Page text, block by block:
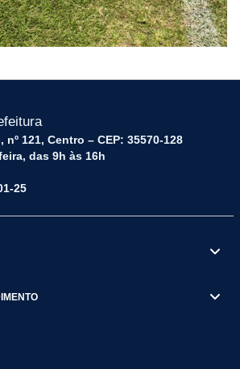
nº 121, Centro – CEP: 35570-128
das 9h às 16h
25